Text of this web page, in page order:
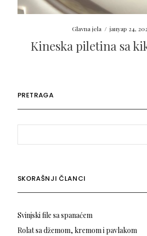
Glavna jela / јануар 24,
Kineska piletina sa
PRETRAGA
SKORAŠNJI ČLANCI
Svinjski file sa spanaćem
Rolat sa džemom, kremom i pavlakom